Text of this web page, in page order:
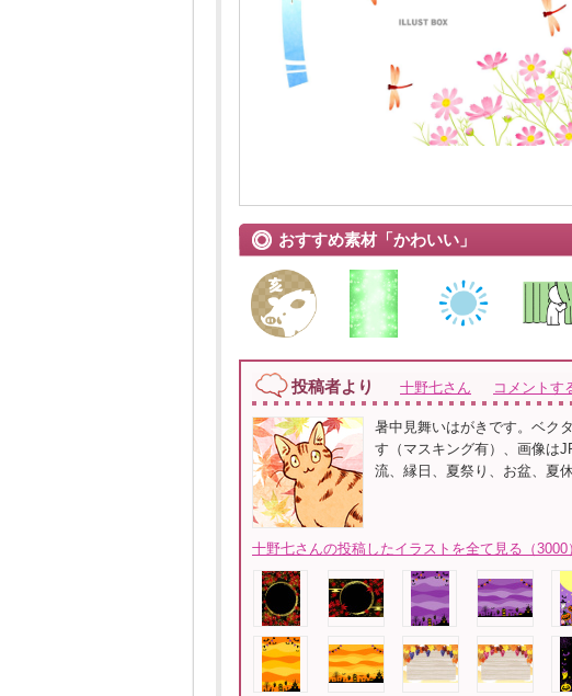
おすすめ素材「かわいい」
投稿者より 十野七さん コメントす
暑中見舞いはがきです。ベク
す（マスキング有）、画像は
流、縁日、夏祭り、お盆、夏
十野七さんの投稿したイラストを全て見る（3000